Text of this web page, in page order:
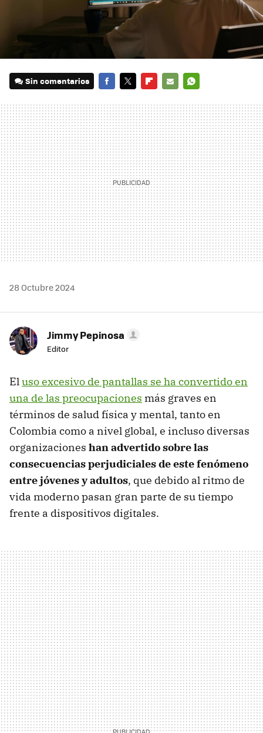
Sin comentarios
MAIL
28 Octubre 2024
Jimmy Pepinosa
Editor
Eluso excesivo de pantallas se ha convertido en
una de las preocupaciones más graves en
términos de salud física y mental, tanto en
Colombia como a nivel global, e incluso diversas
organizaciones han advertido sobre las
consecuencias perjudiciales de este fenómeno
entre jóvenes y adultos, que debido al ritmo de
vida moderno pasan gran parte de su tiempo
frente a dispositivos digitales.